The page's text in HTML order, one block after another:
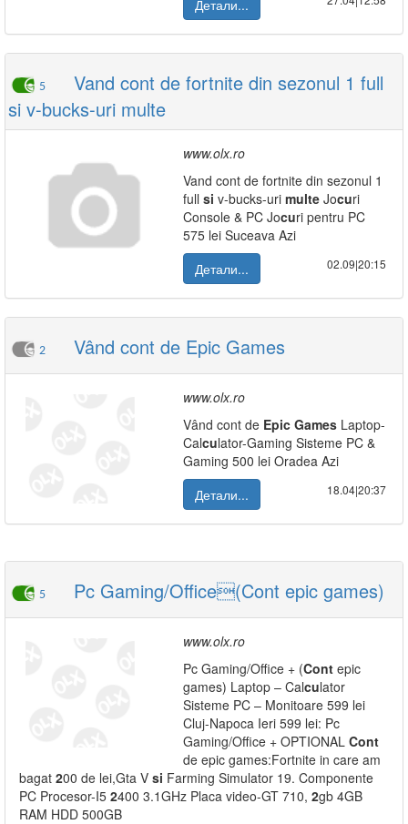
Детали...
5
Vand cont de fortnite din sezonul 1 full
si v-bucks-uri multe
www.olx.ro
Vand cont de fortnite din sezonul 1
full si v-bucks-uri multe Jocuri
Console & PC Jocuri pentru PC
575 lei Suceava Azi
Детали...
02.09|20:15
2 Vând cont de Epic Games
www.olx.ro
Vând cont de Epic Games Laptop-
Calculator-Gaming Sisteme PC &
Gaming 500 lei Oradea Azi
Детали...
18.04|20:37
5 Pc Gaming/Office(Cont epic games)
www.olx.ro
Pc Gaming/Office + (Cont epic
games) Laptop – Calculator
Sisteme PC – Monitoare 599 lei
Cluj-Napoca Ieri 599 lei: Pc
Gaming/Office + OPTIONAL Cont
de epic games:Fortnite in care am
bagat 200 de lei,Gta V si Farming Simulator 19. Componente
PC Procesor-I5 2400 3.1GHz Placa video-GT 710, 2gb 4GB
RAM HDD 500GB